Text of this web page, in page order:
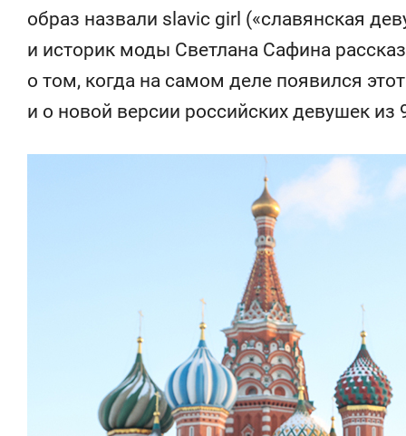
образ назвали slavic girl («славянская
и историк моды Светлана Сафина
о том, когда на самом деле появился
и о новой версии российских девушек из
Рекомендуем
Как ГК «МИР ГРУПП» и ВТБ
создают оазис жилого
комфорта под Казанью
150 камер до
ID вместо